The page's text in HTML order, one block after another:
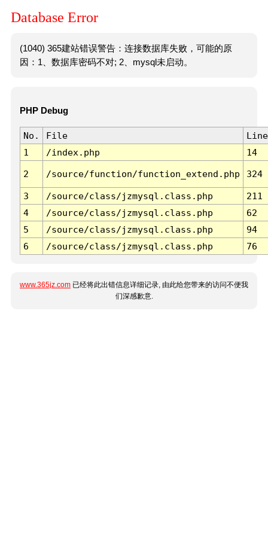
Database Error
(1040) 365建站错误警告：连接数据库失败，可能的原
因：1、数据库密码不对; 2、mysql未启动。
PHP Debug
No. File
Line
1
/index.php 14
2 /source/function/function_extend.php 324
3 /source/class/jzmysql.class.php
211
4
/source/class/jzmysql.class.php
62
5
/source/class/jzmysql.class.php
94
6
/source/class/jzmysql.class.php 76
www.365jz.com 已经将此出错信息详细记录, 由此给您带来的访问不便我
们深感歉意.